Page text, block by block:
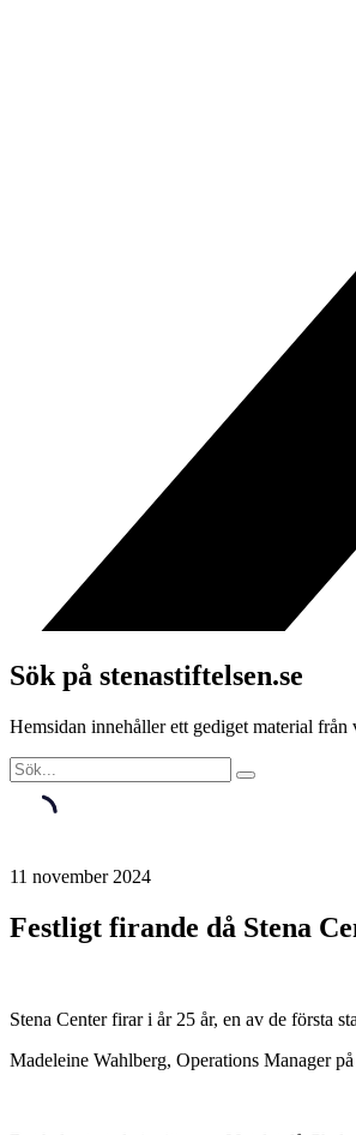
Sök på stenastiftelsen.se
Hemsidan innehåller ett gediget material
11 november 2024
Festligt firande då Stena
Stena Center firar i år 25 år, en av de första
Madeleine Wahlberg, Operations Manager